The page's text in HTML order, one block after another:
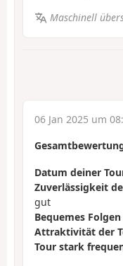
Maschinell
06 Jan 2025 um
Datum deiner
Zuverlässigkeit
gut
Bequemes
Attraktivität der
Tour stark